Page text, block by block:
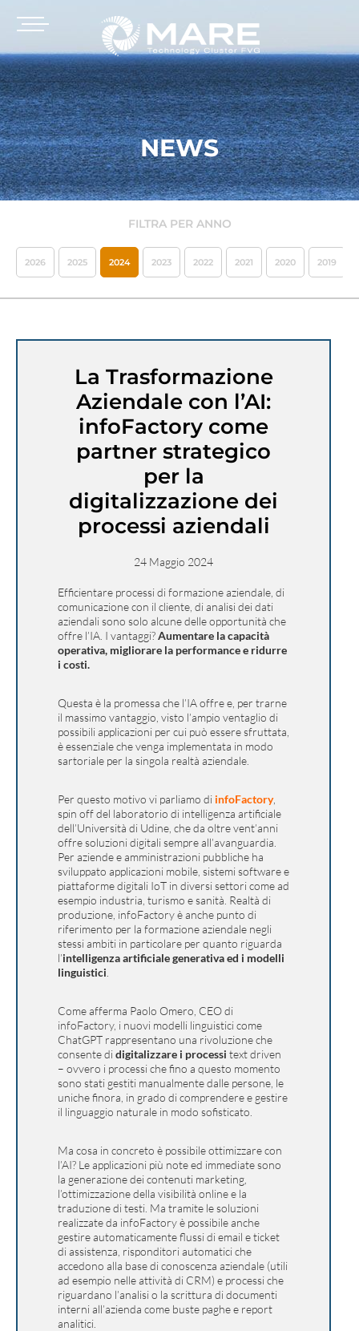
NEWS
FILTRA PER ANNO
2026 2025 2024 2023 2022 2021 2020 2019
La Trasformazione
Aziendale con l’AI:
infoFactory come
partner strategico
per la
digitalizzazione dei
processi aziendali
24 Maggio 2024
Efficientare processi di formazione aziendale, di
comunicazione con il cliente, di analisi dei dati
aziendali sono solo alcune delle opportunità che
offre l’IA. I vantaggi?Aumentare la capacità
operativa, migliorare la performance e ridurre
i costi.
Questa è la promessa che l’IA offre e, per trarne
il massimo vantaggio, visto l’ampio ventaglio di
possibili applicazioni per cui può essere sfruttata,
è essenziale che venga implementata in modo
sartoriale per la singola realtà aziendale.
Per questo motivo vi parliamo di infoFactory,
spin off del laboratorio di intelligenza artificiale
dell’Università di Udine, che da oltre vent’anni
offre soluzioni digitali sempre all’avanguardia.
Per aziende e amministrazioni pubbliche ha
sviluppato applicazioni mobile, sistemi software e
piattaforme digitali IoT in diversi settori come ad
esempio industria, turismo e sanità. Realtà di
produzione, infoFactory è anche punto di
riferimento per la formazione aziendale negli
stessi ambiti in particolare per quanto riguarda
l’intelligenza artificiale generativa ed i modelli
linguistici
Come afferma Paolo Omero, CEO di
infoFactory, i nuovi modelli linguistici come
ChatGPT rappresentano una rivoluzione che
consente didigitalizzare i processi text driven
– ovvero i processi che fino a questo momento
sono stati gestiti manualmente dalle persone, le
uniche finora, in grado di comprendere e gestire
il linguaggio naturale in modo sofisticato.
Ma cosa in concreto è possibile ottimizzare con
l’AI? Le applicazioni più note ed immediate sono
la generazione dei contenuti marketing,
l’ottimizzazione della visibilità online e la
traduzione di testi. Ma tramite le soluzioni
realizzate da infoFactory è possibile anche
gestire automaticamente flussi di email e ticket
di assistenza, risponditori automatici che
accedono alla base di conoscenza aziendale (utili
ad esempio nelle attività di CRM) e processi che
riguardano l’analisi o la scrittura di documenti
interni all’azienda come buste paghe e report
analitici.